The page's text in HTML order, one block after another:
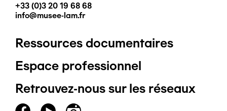
+33 (0)3 20 19 68 68
info@musee-lam.fr
Pied
de
page
Ressources documentaires
Espace professionnel
Retrouvez-nous sur les réseaux